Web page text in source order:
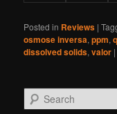
Posted in Reviews |
osmose inversa,ppm,
dissolved solids,valor |
e